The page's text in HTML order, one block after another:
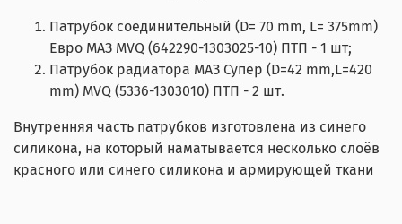
Патрубок соединительный (D= 70 mm, L= 375mm)
Евро МАЗ MVQ (642290-1303025-10) ПТП - 1 шт;
Патрубок радиатора МАЗ Супер (D=42 mm,L=420
mm) MVQ (5336-1303010) ПТП - 2 шт.
Внутренняя часть патрубков изготовлена из синего
силикона, на который наматывается несколько слоёв
красного или синего силикона и армирующей ткани